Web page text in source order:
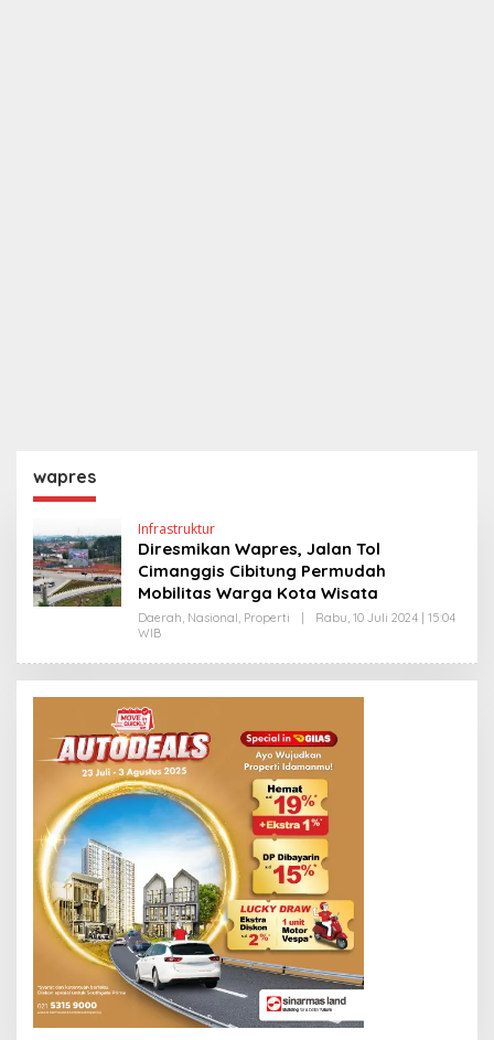
wapres
Infrastruktur
Diresmikan Wapres, Jalan Tol
Cimanggis Cibitung Permudah
Mobilitas Warga Kota Wisata
Daerah, Nasional, Properti
Rabu, 10 Juli 2024 | 15:04
WIB
E
H
H
D
R
A
N
E
W
S
L
N
K